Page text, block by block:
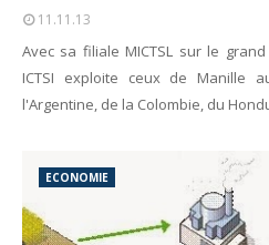
11.11.13
Avec sa filiale MICTSL sur le
ICTSI exploite ceux de Manille
l'Argentine, de la Colombie, du
ECONOMIE